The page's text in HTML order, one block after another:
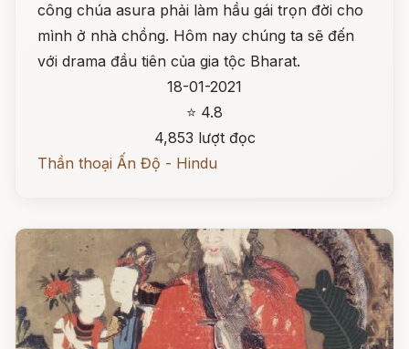
công chúa asura phải làm hầu gái trọn đời cho
mình ở nhà chồng. Hôm nay chúng ta sẽ đến
với drama đầu tiên của gia tộc Bharat.
18-01-2021
⭐ 4.8
4,853 lượt đọc
Thần thoại Ấn Độ - Hindu